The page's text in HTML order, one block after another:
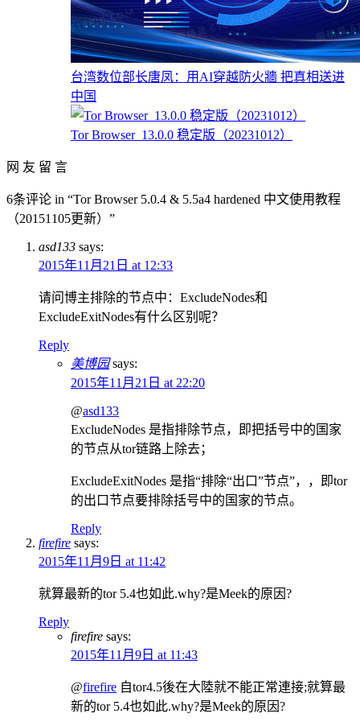
台湾数位部长唐凤：用AI穿越防火牆 把真相送进
中国
Tor Browser_13.0.0 稳定版（20231012）
网 友 留 言
6条评论 in “Tor Browser 5.0.4 & 5.5a4 hardened 中文使用教程
（20151105更新）”
asd133 says:
2015年11月21日 at 12:33
请问博主排除的节点中：ExcludeNodes和
ExcludeExitNodes有什么区别呢？
Reply
美博园 says:
2015年11月21日 at 22:20
@asd133
ExcludeNodes 是指排除节点，即把括号中的国家
的节点从tor链路上除去；
ExcludeExitNodes 是指“排除“出口”节点”，，即tor
的出口节点要排除括号中的国家的节点。
Reply
firefire says:
2015年11月9日 at 11:42
就算最新的tor 5.4也如此.why?是Meek的原因?
Reply
firefire says:
2015年11月9日 at 11:43
@firefire 自tor4.5後在大陸就不能正常連接;就算最
新的tor 5.4也如此.why?是Meek的原因?